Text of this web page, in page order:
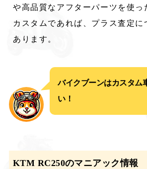
や高品質なアフターパーツを使っ
カスタムであれば、プラス査定に
あります。
バイクブーンはカスタム
い！
KTM RC250のマニアック情報